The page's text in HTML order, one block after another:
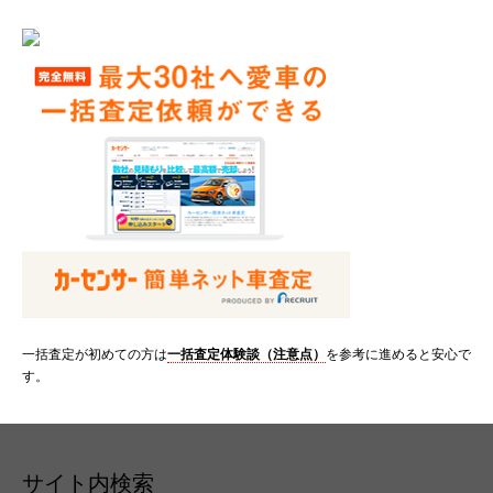
一括査定が初めての方は一括査定体験談（注意点） を参考に進めると安心で
す。
サイト内検索